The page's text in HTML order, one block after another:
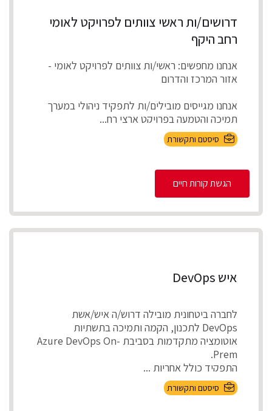
דרושים/ות ראשי צוותים לפרויקט לאומי
רחב היקף
אנחנו מחפשים: ראשי/ות צוותים לפרויקט לאומי -
אזור המרכז והדרום
אנחנו מגייסים מובילים/ות לתפקיד ניהולי במערך
תמיכה והטמעה בפרויקט ארצי רח...
סיסטם ותקשורת
הגשת קורות חיים
איש DevOps
לחברה ביטחונית מובילה דרוש/ה איש/אשת
DevOps לתכנון, הקמה ותמיכה בתשתיות
אוטומציה מתקדמות בסביבת Azure DevOps On-
Prem.
התפקיד כולל אחריות ...
סיסטם ותקשורת